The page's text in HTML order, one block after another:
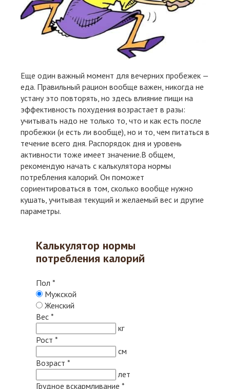
Еще один важный момент для вечерних пробежек —
еда. Правильный рацион вообще важен, никогда не
устану это повторять, но здесь влияние пищи на
эффективность похудения возрастает в разы:
учитывать надо не только то, что и как есть после
пробежки (и есть ли вообще), но и то, чем питаться в
течение всего дня. Распорядок дня и уровень
активности тоже имеет значение.В общем,
рекомендую начать с калькулятора нормы
потребления калорий. Он поможет
сориентироваться в том, сколько вообще нужно
кушать, учитывая текущий и желаемый вес и другие
параметры.
Калькулятор нормы
потребления калорий
Пол *
Мужской
Женский
Вес *
кг
Рост *
см
Возраст *
лет
Грудное вскармливание *